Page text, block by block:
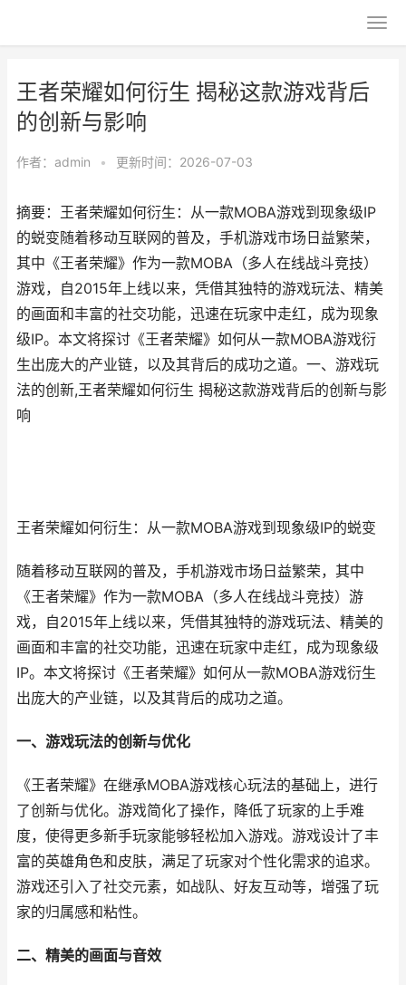
王者荣耀如何衍生 揭秘这款游戏背后
的创新与影响
作者： admin • 更新时间：2026-07-03
摘要：王者荣耀如何衍生：从一款MOBA游戏到现象级IP
的蜕变随着移动互联网的普及，手机游戏市场日益繁荣，
其中《王者荣耀》作为一款MOBA（多人在线战斗竞技）
游戏，自2015年上线以来，凭借其独特的游戏玩法、精美
的画面和丰富的社交功能，迅速在玩家中走红，成为现象
级IP。本文将探讨《王者荣耀》如何从一款MOBA游戏衍
生出庞大的产业链，以及其背后的成功之道。一、游戏玩
法的创新,王者荣耀如何衍生 揭秘这款游戏背后的创新与影
响
王者荣耀如何衍生：从一款MOBA游戏到现象级IP的蜕变
随着移动互联网的普及，手机游戏市场日益繁荣，其中
《王者荣耀》作为一款MOBA（多人在线战斗竞技）游
戏，自2015年上线以来，凭借其独特的游戏玩法、精美的
画面和丰富的社交功能，迅速在玩家中走红，成为现象级
IP。本文将探讨《王者荣耀》如何从一款MOBA游戏衍生
出庞大的产业链，以及其背后的成功之道。
一、游戏玩法的创新与优化
《王者荣耀》在继承MOBA游戏核心玩法的基础上，进行
了创新与优化。游戏简化了操作，降低了玩家的上手难
度，使得更多新手玩家能够轻松加入游戏。游戏设计了丰
富的英雄角色和皮肤，满足了玩家对个性化需求的追求。
游戏还引入了社交元素，如战队、好友互动等，增强了玩
家的归属感和粘性。
二、精美的画面与音效